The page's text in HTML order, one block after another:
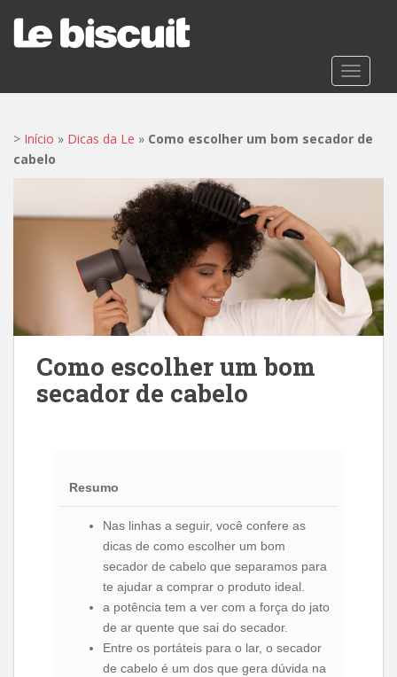
t
> Início » Dicas da Le » Como escolher um bom secador de
cabelo
Como escolher um bom
secador de cabelo
Resumo
Nas linhas a seguir, você confere as
dicas de como escolher um bom
secador de cabelo que separamos para
te ajudar a comprar o produto ideal.
a potência tem a ver com a força do jato
de ar quente que sai do secador.
Entre os portáteis para o lar, o secador
de cabelo é um dos que gera dúvida na